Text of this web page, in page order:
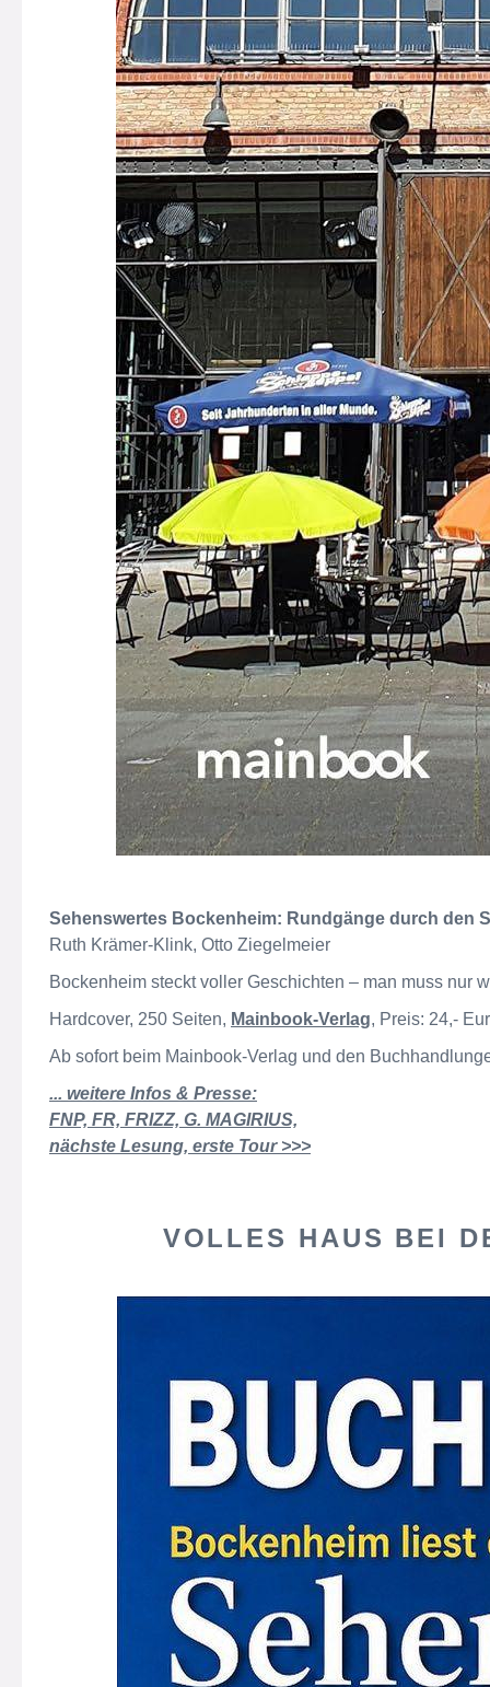
Sehenswertes Bockenheim: Rundgänge durch den
Ruth Krämer-Klink, Otto Ziegelmeier
Bockenheim steckt voller Geschichten – man muss nur
Hardcover, 250 Seiten, Mainbook-Verlag, Preis: 24,-
Ab sofort beim Mainbook-Verlag und den
... weitere Infos & Presse:
FNP, FR, FRIZZ, G. MAGIRIUS,
nächste Lesung, erste Tour >>>
VOLLES HAUS BEI